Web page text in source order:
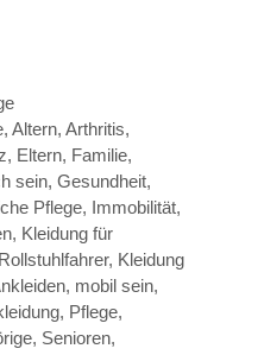
,Altern,Arthritis,
, Eltern, Familie,
sein, Gesundheit,
Pflege, Immobilität,
, Kleidung für
, Kleidung
, mobil sein,
, Pflege,
, Senioren,